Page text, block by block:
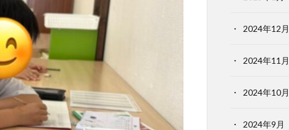
2024年12月
2024年11月
2024年10月
2024年9月